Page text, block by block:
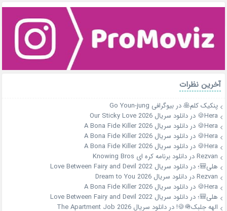
آخرین نظرات
پنکیک کلم🥞دربیوگرافی Go Youn-jung
Hera🍪
دردانلود سریال Our Sticky Love 2026
Hera🍪
دردانلود سریال A Bona Fide Killer 2026
Hera🍪
دردانلود سریال A Bona Fide Killer 2026
Hera🍪
دردانلود سریال A Bona Fide Killer 2026
Rezvanدردانلود برنامه کره ای Knowing Bros
هلی🎒؛ دردانلود سریال Love Between Fairy and Devil 2022
Rezvanدردانلود سریال Dream to You 2026
Hera🍪
دردانلود سریال A Bona Fide Killer 2026
هلی🎒؛ دردانلود سریال Love Between Fairy and Devil 2022
الهه جلبک🪖🍪!
دردانلود سریال The Apartment Job 2026